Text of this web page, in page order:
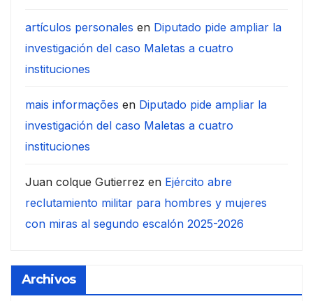
artículos personales en Diputado pide ampliar la
investigación del caso Maletas a cuatro
instituciones
mais informações en Diputado pide ampliar la
investigación del caso Maletas a cuatro
instituciones
Juan colque Gutierrez en Ejército abre
reclutamiento militar para hombres y mujeres
con miras al segundo escalón 2025-2026
Archivos